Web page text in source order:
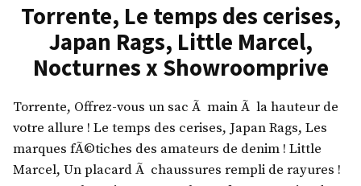
,
c
h
’
z
z
,
l
e
,
a
r
i
a
Torrente, Le temps des cerises,
Japan Rags, Little Marcel,
Nocturnes x Showroomprive
Torrente, Offrez-vous un sac Ã main Ã la hauteur de
votre allure ! Le temps des cerises, Japan Rags, Les
marques fÃ©tiches des amateurs de denim ! Little
Marcel, Un placard Ã chaussures rempli de rayures !